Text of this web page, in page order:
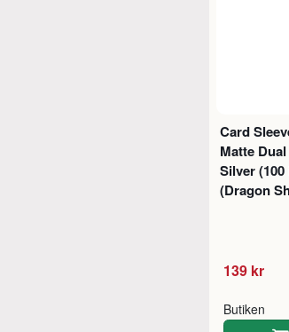
Card
Matte
Silver
(Dragon
139 kr
Butiken